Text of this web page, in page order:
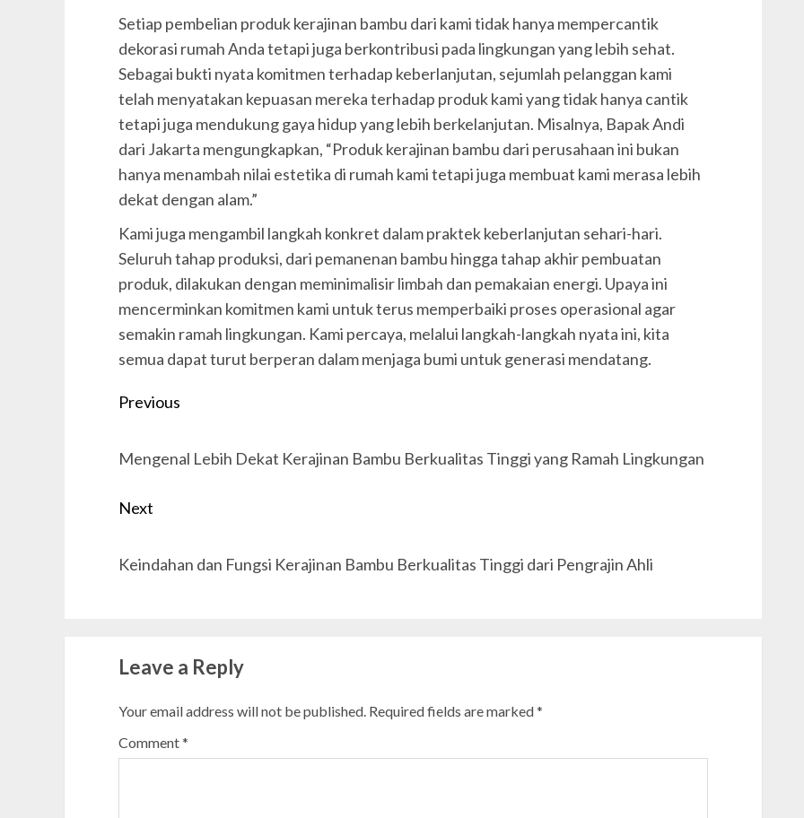
Setiap pembelian produk kerajinan bambu dari kami tidak hanya mempercantik
dekorasi rumah Anda tetapi juga berkontribusi pada lingkungan yang lebih sehat.
Sebagai bukti nyata komitmen terhadap keberlanjutan, sejumlah pelanggan kami
telah menyatakan kepuasan mereka terhadap produk kami yang tidak hanya cantik
tetapi juga mendukung gaya hidup yang lebih berkelanjutan. Misalnya, Bapak Andi
dari Jakarta mengungkapkan, “Produk kerajinan bambu dari perusahaan ini bukan
hanya menambah nilai estetika di rumah kami tetapi juga membuat kami merasa lebih
dekat dengan alam.”
Kami juga mengambil langkah konkret dalam praktek keberlanjutan sehari-hari.
Seluruh tahap produksi, dari pemanenan bambu hingga tahap akhir pembuatan
produk, dilakukan dengan meminimalisir limbah dan pemakaian energi. Upaya ini
mencerminkan komitmen kami untuk terus memperbaiki proses operasional agar
semakin ramah lingkungan. Kami percaya, melalui langkah-langkah nyata ini, kita
semua dapat turut berperan dalam menjaga bumi untuk generasi mendatang.
Post
Previous
post:
Mengenal Lebih Dekat Kerajinan Bambu Berkualitas Tinggi yang Ramah Lingkungan
Next
post:
Keindahan dan Fungsi Kerajinan Bambu Berkualitas Tinggi dari Pengrajin Ahli
Leave a Reply
Your email address will not be published. Required fields are marked*
Comment*